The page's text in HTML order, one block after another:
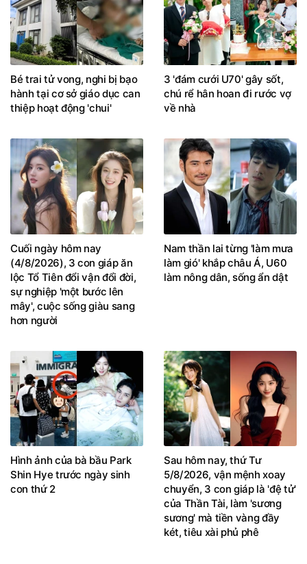
Bé trai tử vong, nghi bị bạo
hành tại cơ sở giáo dục can
thiệp hoạt động 'chui'
3 'đám cưới U70' gây sốt,
chú rể hân hoan đi rước vợ
về nhà
Cuối ngày hôm nay
(4/8/2026), 3 con giáp ăn
lộc Tổ Tiên đổi vận đổi đời,
sự nghiệp 'một bước lên
mây', cuộc sống giàu sang
hơn người
Nam thần lai từng 'làm mưa
làm gió' khắp châu Á, U60
làm nông dân, sống ẩn dật
Hình ảnh của bà bầu Park
Shin Hye trước ngày sinh
con thứ 2
Sau hôm nay, thứ Tư
5/8/2026, vận mệnh xoay
chuyển, 3 con giáp là 'đệ tử'
của Thần Tài, làm 'sương
sương' mà tiền vàng đầy
két, tiêu xài phủ phê